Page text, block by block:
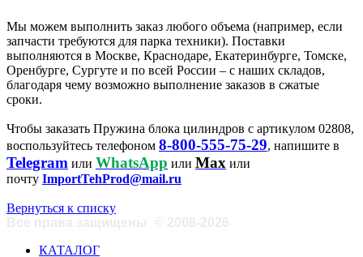
Мы можем выполнить заказ любого объема (например, если
запчасти требуются для парка техники). Поставки
выполняются в Москве, Краснодаре, Екатеринбурге, Томске,
Оренбурге, Сургуте и по всей России – с наших складов,
благодаря чему возможно выполнение заказов в сжатые
сроки.
Чтобы заказать Пружина блока цилиндров с артикулом 02808,
воспользуйтесь телефоном 8-800-555-75-29, напишите в
Telegram или WhatsApp или Max или
почту ImportTehProd@mail.ru
Вернуться к списку
КАТАЛОГ